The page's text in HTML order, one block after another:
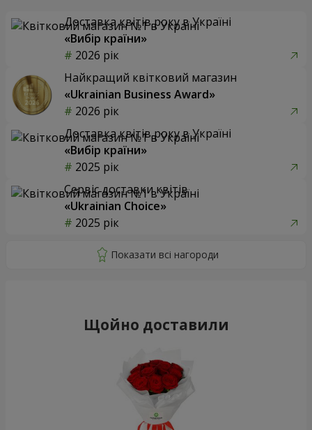
Доставка квітів року в Україні
«Вибір країни»
2026 рік
Найкращий квітковий магазин
«Ukrainian Business Award»
2026 рік
Доставка квітів року в Україні
«Вибір країни»
2025 рік
Сервіс доставки квітів
«Ukrainian Choice»
2025 рік
Щойно доставили